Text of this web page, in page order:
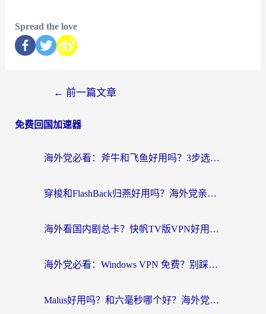
Spread the love
← 前一篇文章
免费回国加速器
海外党必看：斧牛和飞鱼好用吗？3步选对回国加速器，无缝刷剧玩国服
穿梭和FlashBack归燕好用吗？海外党亲测3款热门回国加速器，教你选对不踩坑
海外看国内剧总卡？快帆TV版VPN好用吗？和快滚VPN对比哪个回国效果更好？
海外党必看：Windows VPN 免费？别踩坑！教你选对好用的国内加速器无缝回国
Malus好用吗？和六毫秒哪个好？海外党选回国加速器的避坑指南